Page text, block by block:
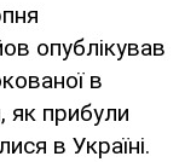
опублікував
в
як прибули
в Україні.